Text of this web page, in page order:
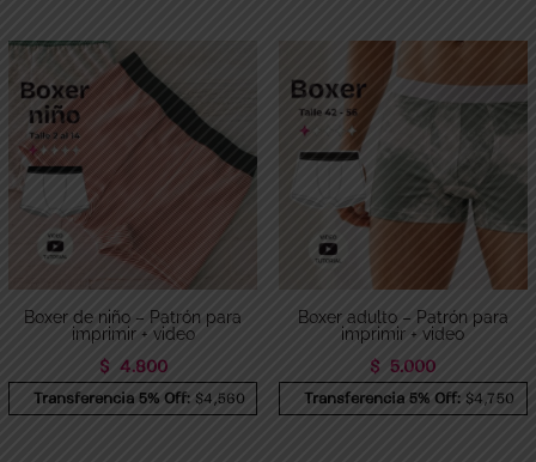
Boxer de niño – Patrón para
imprimir + video
$ 4.800
Transferencia 5% Off: $4,560
Boxer adulto – Patrón para
imprimir + video
$ 5.000
Transferencia 5% Off: $4,750